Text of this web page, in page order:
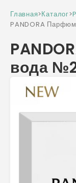
Главная>Каталог>
вода